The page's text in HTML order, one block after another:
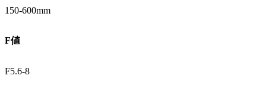
150-600mm
F値
F5.6-8